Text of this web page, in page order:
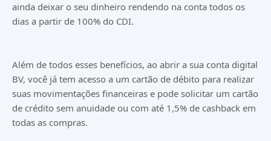
ainda deixar o seu dinheiro rendendo na conta todos os
dias a partir de 100% do CDI.
Além de todos esses benefícios, ao abrir a sua conta digital
BV, você já tem acesso a um cartão de débito para realizar
suas movimentações financeiras e pode solicitar um cartão
de crédito sem anuidade ou com até 1,5% de cashback em
todas as compras.